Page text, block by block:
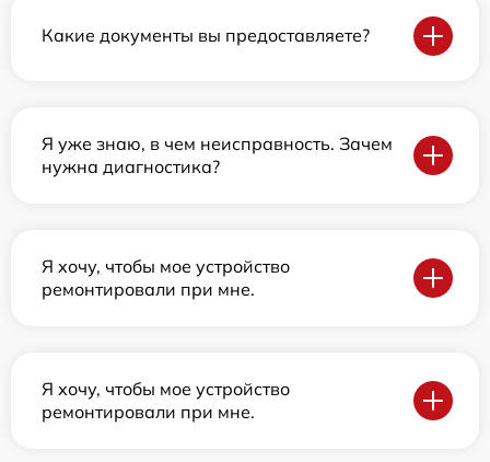
Какие документы вы предоставляете?
Я уже знаю, в чем неисправность. Зачем
нужна диагностика?
Я хочу, чтобы мое устройство
ремонтировали при мне.
Я хочу, чтобы мое устройство
ремонтировали при мне.